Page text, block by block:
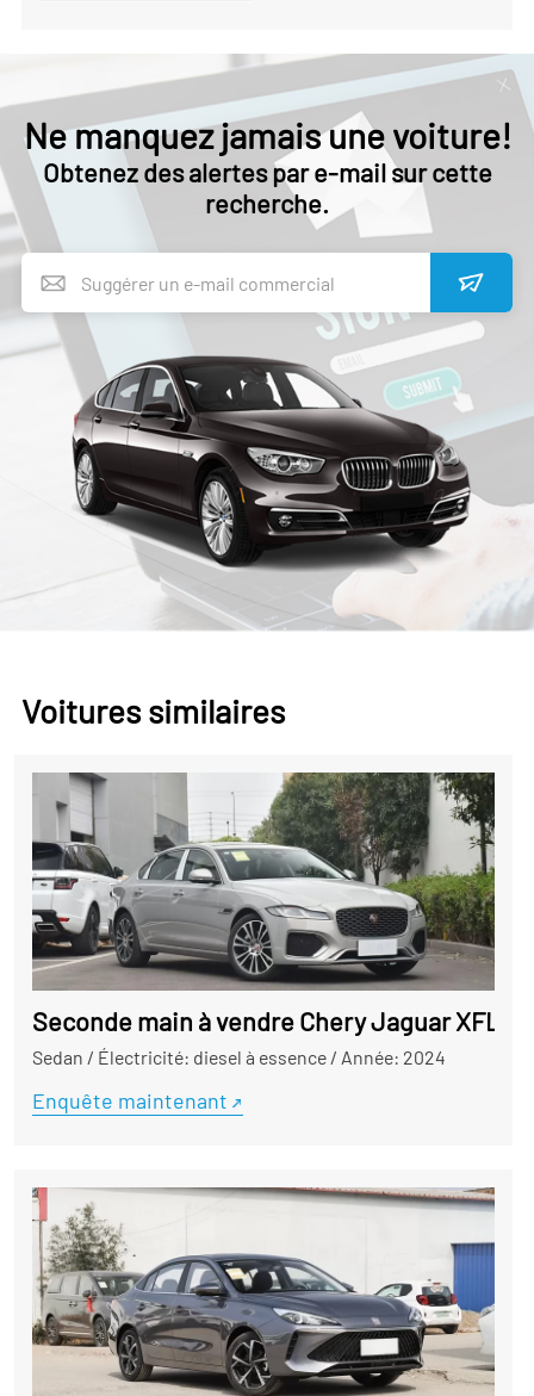
Ne manquez jamais une voiture!
Obtenez des alertes par e-mail sur cette
recherche.
Voitures similaires
Seconde main à vendre Chery Jaguar XFL
Sedan / Électricité: diesel à essence/ Année: 2024
Enquête maintenant